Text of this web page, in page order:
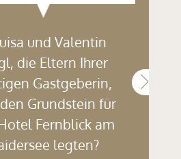
und Valentin
die Eltern Ihrer
Gastgeberin,
den Grundstein für
Fernblick am
legten?